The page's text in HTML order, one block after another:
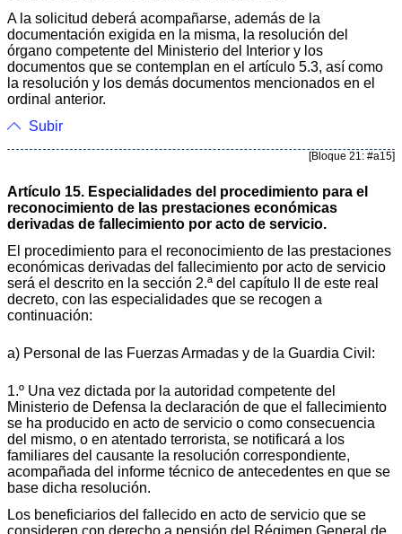
A la solicitud deberá acompañarse, además de la
documentación exigida en la misma, la resolución del
órgano competente del Ministerio del Interior y los
documentos que se contemplan en el artículo 5.3, así como
la resolución y los demás documentos mencionados en el
ordinal anterior.
Subir
[Bloque 21: #a15]
Artículo 15. Especialidades del procedimiento para el
reconocimiento de las prestaciones económicas
derivadas de fallecimiento por acto de servicio.
El procedimiento para el reconocimiento de las prestaciones
económicas derivadas del fallecimiento por acto de servicio
será el descrito en la sección 2.ª del capítulo II de este real
decreto, con las especialidades que se recogen a
continuación:
a) Personal de las Fuerzas Armadas y de la Guardia Civil:
1.º Una vez dictada por la autoridad competente del
Ministerio de Defensa la declaración de que el fallecimiento
se ha producido en acto de servicio o como consecuencia
del mismo, o en atentado terrorista, se notificará a los
familiares del causante la resolución correspondiente,
acompañada del informe técnico de antecedentes en que se
base dicha resolución.
Los beneficiarios del fallecido en acto de servicio que se
consideren con derecho a pensión del Régimen General de